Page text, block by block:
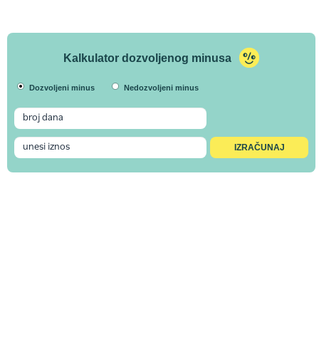
Kalkulator dozvoljenog minusa
Dozvoljeni minus Nedozvoljeni minus